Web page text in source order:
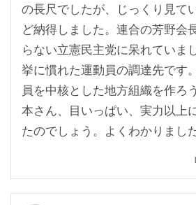
の長尺でしたが、じっくり見て
ど納得しました。連合の芳野会
らない立憲民主党に呆れていま
挙に慣れた運動員の調達先です
員を中核とした地方組織を作ろ
本さん、目いっぱい、実力以上
たのでしょう。よくわかりました